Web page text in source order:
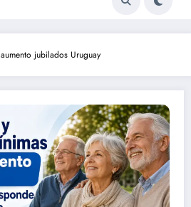
aumento jubilados Uruguay